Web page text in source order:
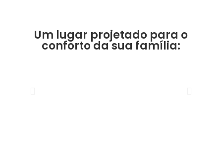
Um lugar projetado para o
conforto da sua família: